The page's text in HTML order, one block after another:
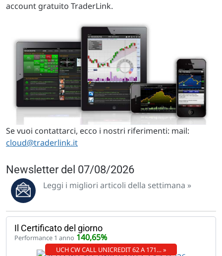
account gratuito TraderLink.
Se vuoi contattarci, ecco i nostri riferimenti: mail:
cloud@traderlink.it
Newsletter del 07/08/2026
Leggi i migliori articoli della settimana »
Il Certificato del giorno
Performance 1 anno 140,65%
UCH CW CALL UNICREDIT 62 A 171… »